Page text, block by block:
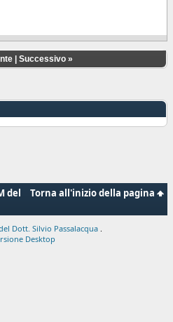
Successivo »
Torna all'inizio della pagina
del
Dott. Silvio Passalacqua
Desktop